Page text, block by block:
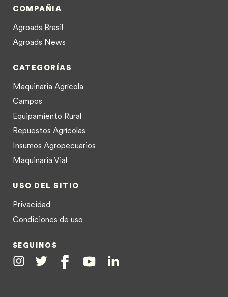
COMPAÑIA
Agroads Brasil
Agroads News
CATEGORÍAS
Maquinaria Agrícola
Campos
Equipamiento Rural
Repuestos Agrícolas
Insumos Agropecuarios
Maquinaria Vial
USO DEL SITIO
Privacidad
Condiciones de uso
SEGUINOS
InstagramTwitter FacebookYoutubeLinkedin